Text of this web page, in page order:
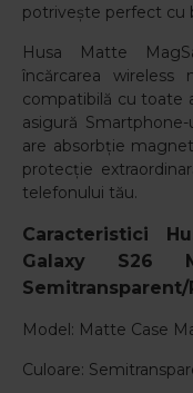
potrivește perfect cu
Husa Matte
încărcarea
compatibilă cu toate
asigură
are absorbție
protecție
telefonului tău.
Caracteristici
Galaxy S26
Semitransparent/
Model: Matte Case
Culoare: